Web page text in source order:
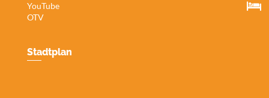
YouTube
OTV
Stadtplan